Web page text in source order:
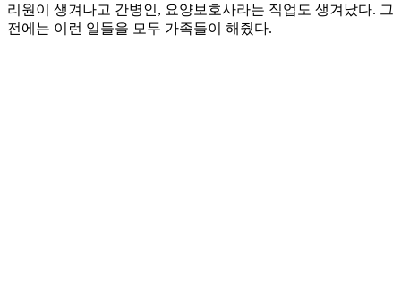
리원이 생겨나고 간병인, 요양보호사라는 직업도 생겨났다. 그
전에는 이런 일들을 모두 가족들이 해줬다.